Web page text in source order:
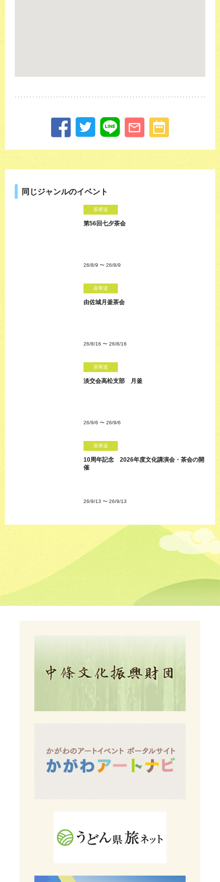
同じジャンルのイベント
茶華道
第56回七夕茶会
26/8/9 〜 26/8/9
茶華道
由佐城月釜茶会
26/8/16 〜 26/8/16
茶華道
淡交会高松支部 月釜
26/9/6 〜 26/9/6
茶華道
10周年記念 2026年度文化講演会・茶会の開
催
26/9/13 〜 26/9/13